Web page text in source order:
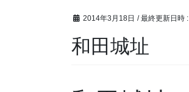
2014年3月18日 / 最終更新日時 :
和田城址